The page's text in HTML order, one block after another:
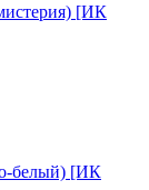
[ИК
белый) [ИК